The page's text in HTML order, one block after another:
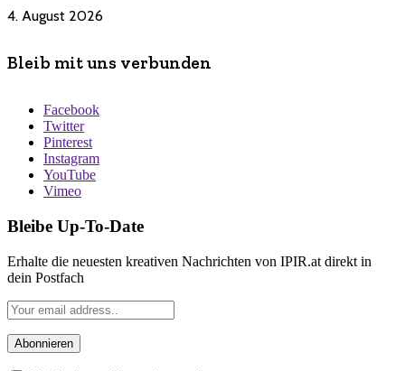
4. August 2026
Bleib mit uns verbunden
Facebook
Twitter
Pinterest
Instagram
YouTube
Vimeo
Bleibe Up-To-Date
Erhalte die neuesten kreativen Nachrichten von IPIR.at direkt in
dein Postfach